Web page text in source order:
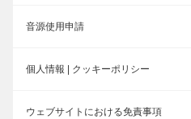
音源使用申請
個人情報 | クッキーポリシー
ウェブサイトにおける免責事項